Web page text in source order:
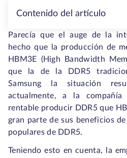
Contenido del artículo
Parecía que el auge de la
hecho que la producción de
HBM3E (High Bandwidth
que la de la DDR5
Samsung la situación
actualmente, a la
rentable producir DDR5 que
gran parte de sus beneficios
populares de DDR5.
Teniendo esto en cuenta, la